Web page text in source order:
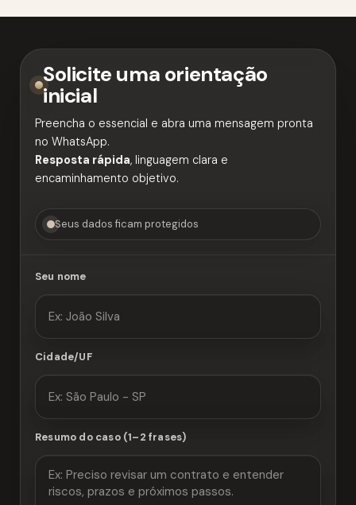
Solicite uma orientação
inicial
Preencha o essencial e abra uma mensagem pronta
no WhatsApp.
Resposta rápida, linguagem clara e
encaminhamento objetivo.
Seus dados ficam protegidos
Seu nome
Cidade/UF
Resumo do caso (1–2 frases)